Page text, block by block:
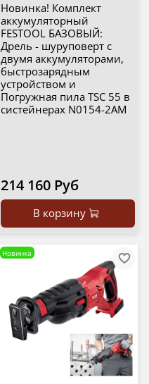
Новинка! Комплект
аккумуляторный
FESTOOL БАЗОВЫЙ:
Дрель - шуруповерт с
двумя аккумуляторами,
быстрозарядным
устройством и
Погружная пила TSC 55 в
систейнерах N0154-2AM
214 160 Руб
В корзину
Новинка